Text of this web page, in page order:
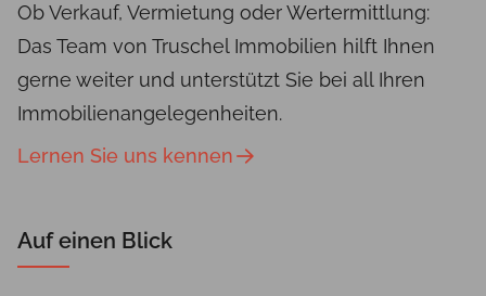
Ob Verkauf, Vermietung oder Wertermittlung:
Das Team von Truschel Immobilien hilft Ihnen
gerne weiter und unterstützt Sie bei all Ihren
Immobilienangelegenheiten.
Lernen Sie uns kennen
Auf einen Blick